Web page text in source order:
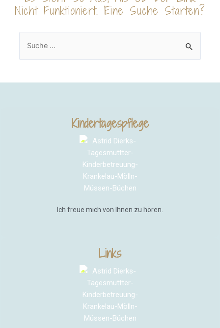
Nicht Funktioniert. Eine Suche Starten?
Kindertagespflege
Ich freue mich von Ihnen zu hören.
Links